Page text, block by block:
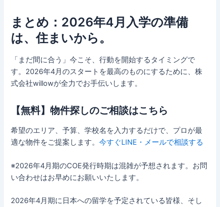
まとめ：2026年4月入学の準備
は、住まいから。
「まだ間に合う」今こそ、行動を開始するタイミングで
す。2026年4月のスタートを最高のものにするために、株
式会社willowが全力でお手伝いします。
【無料】物件探しのご相談はこちら
希望のエリア、予算、学校名を入力するだけで、プロが最
適な物件をご提案します。今すぐLINE・メールで相談する
※2026年4月期のCOE発行時期は混雑が予想されます。お問
い合わせはお早めにお願いいたします。
2026年4月期に日本への留学を予定されている皆様、そし